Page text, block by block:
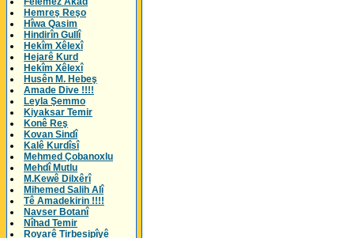
Hemreş Reşo
Hîwa Qasim
Hindirîn Gullî
Hekîm Xêlexî
Hejarê Kurd
Hekîm Xêlexî
Husên M. Hebeş
Amade Dive !!!!
Leyla Şemmo
Kiyaksar Temir
Konê Reş
Kovan Sindî
Kalê Kurdîsî
Mehmed Çobanoxlu
Mehdî Mutlu
M.Kewê Dilxêrî
Mihemed Salih Alî
Tê Amadekirin !!!!
Navser Botanî
Nîhad Temir
Royarê Tirbesipîyê